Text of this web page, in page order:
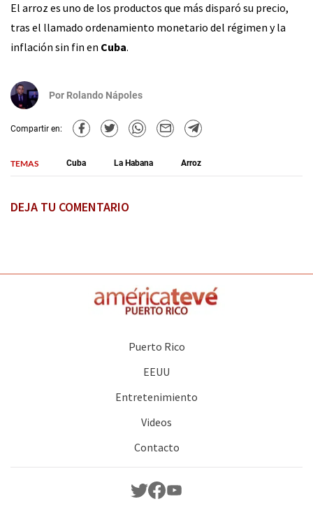
El arroz es uno de los productos que más disparó su precio,
tras el llamado ordenamiento monetario del régimen y la
inflación sin fin en Cuba.
Por Rolando Nápoles
Compartir en:
TEMAS Cuba La Habana Arroz
DEJA TU COMENTARIO
Puerto Rico
EEUU
Entretenimiento
Videos
Contacto